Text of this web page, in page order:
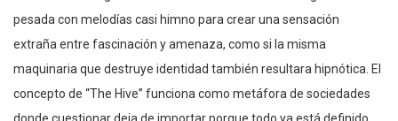
pesada con melodías casi himno para crear una sensación
extraña entre fascinación y amenaza, como si la misma
maquinaria que destruye identidad también resultara hipnótica. El
concepto de “The Hive” funciona como metáfora de sociedades